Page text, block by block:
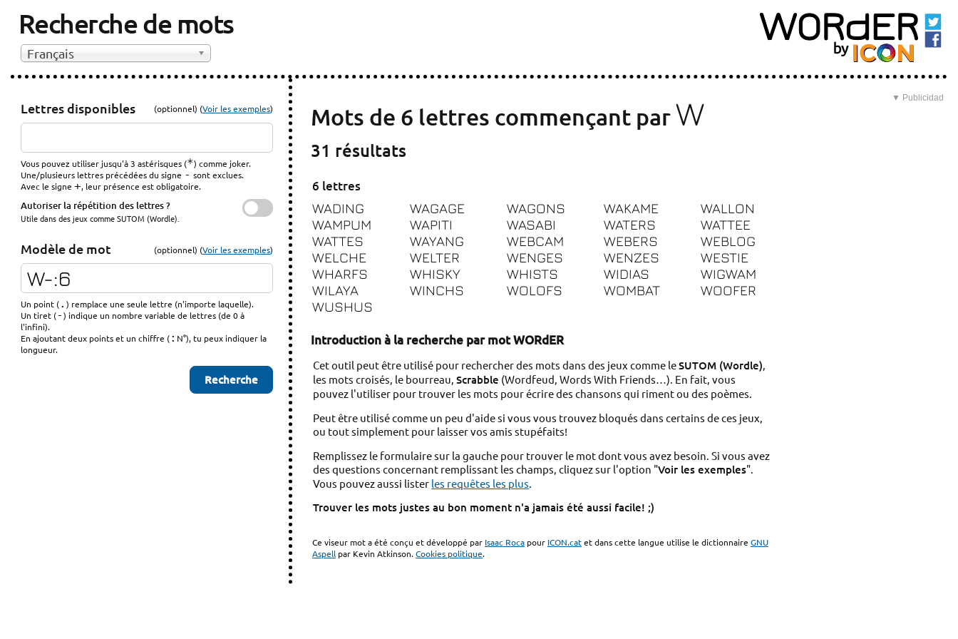
Recherche de mots
Français
Lettres disponibles (optionnel) (Voir les exemples)
Vous pouvez utiliser jusqu'à 3 astérisques (*) comme joker.
Une/plusieurs lettres précédées du signe - sont exclues.
Avec le signe+, leur présence est obligatoire.
Autoriser la répétition des lettres ?
Utile dans des jeux comme SUTOM (Wordle).
Modèle de mot (optionnel) (Voir les exemples)
Un point (.) remplace une seule lettre (n'importe laquelle).
Un tiret (-) indique un nombre variable de lettres (de 0 à
l'infini).
En ajoutant deux points et un chiffre (: N°), tu peux indiquer la
longueur.
▼ Publicidad
Mots de 6 lettres commençant parW
31 résultats
6 lettres
WADING
WAGAGE WAGONS WAKAME
WALLON
WAMPUM
WAPITI WASABI WATERS
WATTEE
WATTES
WAYANG WEBCAM WEBERS
WEBLOG
WELCHE
WELTER WENGES WENZES
WESTIE
WHARFS
WHISKY WHISTS WIDIAS
WIGWAM
WILAYA
WINCHS WOLOFS WOMBAT
WOOFER
WUSHUS
Introduction à la recherche par mot WORdER
Cet outil peut être utilisé pour rechercher des mots dans des jeux comme leSUTOM (Wordle),
les mots croisés, le bourreau,Scrabble (Wordfeud, Words With Friends…). En fait, vous
pouvez l'utiliser pour trouver les mots pour écrire des chansons qui riment ou des poèmes.
Peut être utilisé comme un peu d'aide si vous vous trouvez bloqués dans certains de ces jeux,
ou tout simplement pour laisser vos amis stupéfaits!
Remplissez le formulaire sur la gauche pour trouver le mot dont vous avez besoin. Si vous avez
des questions concernant remplissant les champs, cliquez sur l'option "Voir les exemples".
Vous pouvez aussi lister les requêtes les plus
Trouver les mots justes au bon moment n'a jamais été aussi facile! ;)
Ce viseur mot a été conçu et développé par Isaac Roca pour ICON.catet dans cette langue utilise le dictionnaireGNU
Aspell par Kevin Atkinson.Cookies politique.